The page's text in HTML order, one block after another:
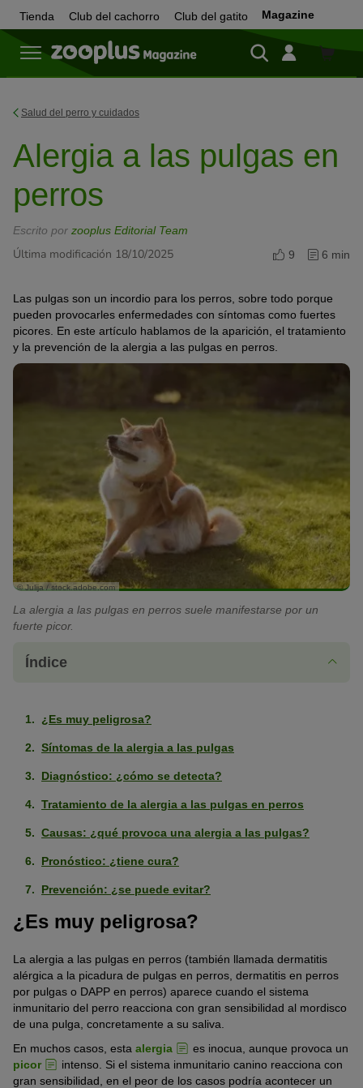
Tienda Club del cachorro Club del gatito Magazine
Tienda
Salud del perro y cuidados
Alergia a las pulgas en
perros
Escrito por zooplus Editorial Team
Última modificación 18/10/2025 9 6 min
Las pulgas son un incordio para los perros, sobre todo porque
pueden provocarles enfermedades con síntomas como fuertes
picores. En este artículo hablamos de la aparición, el tratamiento
y la prevención de la alergia a las pulgas en perros.
© Julija / stock.adobe.com
La alergia a las pulgas en perros suele manifestarse por un
fuerte picor.
Índice
¿Es muy peligrosa?
Síntomas de la alergia a las pulgas
Diagnóstico: ¿cómo se detecta?
Tratamiento de la alergia a las pulgas en perros
Causas: ¿qué provoca una alergia a las pulgas?
Pronóstico: ¿tiene cura?
Prevención: ¿se puede evitar?
¿Es muy peligrosa?
La alergia a las pulgas en perros (también llamada dermatitis
alérgica a la picadura de pulgas en perros, dermatitis en perros
por pulgas o DAPP en perros) aparece cuando el sistema
inmunitario del perro reacciona con gran sensibilidad al mordisco
de una pulga, concretamente a su saliva.
En muchos casos, esta alergia
es inocua, aunque provoca un
picor
intenso. Si el sistema inmunitario canino reacciona con
gran sensibilidad, en el peor de los casos podría acontecer un